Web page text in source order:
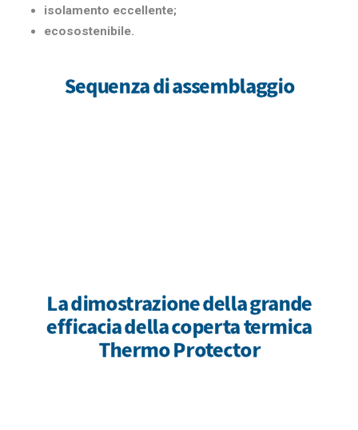
isolamento eccellente;
ecosostenibile.
Sequenza di assemblaggio
La dimostrazione della grande
efficacia della coperta termica
Thermo Protector